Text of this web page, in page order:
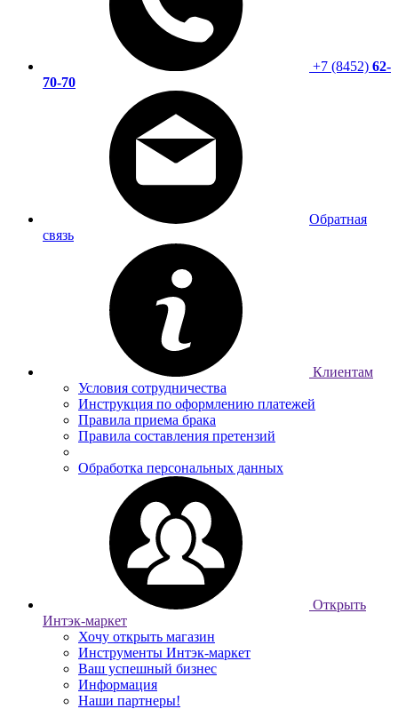
+7 (8452) 62-
70-70
Обратная
связь
Клиентам
Условия сотрудничества
Инструкция по оформлению платежей
Правила приема брака
Правила составления претензий
Обработка персональных данных
Открыть
Интэк-маркет
Хочу открыть магазин
Инструменты Интэк-маркет
Ваш успешный бизнес
Информация
Наши партнеры!